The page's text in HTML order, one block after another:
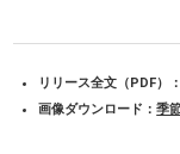
リリース全文（PDF）
画像ダウンロード：季